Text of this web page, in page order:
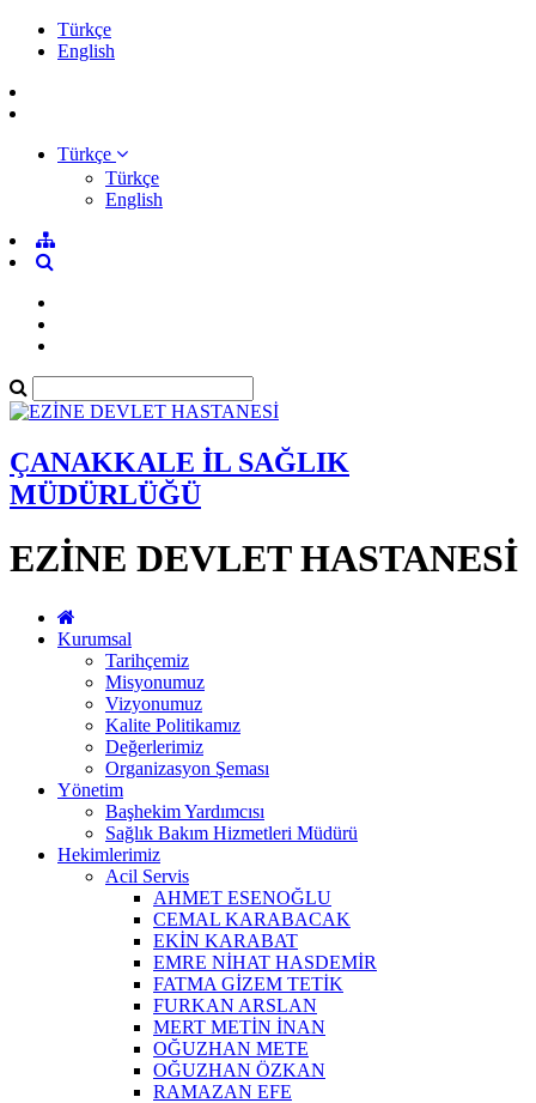
Türkçe
English
Türkçe
Türkçe
English
ÇANAKKALE İL SAĞLIK
MÜDÜRLÜĞÜ
EZİNE DEVLET HASTANESİ
Kurumsal
Tarihçemiz
Misyonumuz
Vizyonumuz
Kalite Politikamız
Değerlerimiz
Organizasyon Şeması
Yönetim
Başhekim Yardımcısı
Sağlık Bakım Hizmetleri Müdürü
Hekimlerimiz
Acil Servis
AHMET ESENOĞLU
CEMAL KARABACAK
EKİN KARABAT
EMRE NİHAT HASDEMİR
FATMA GİZEM TETİK
FURKAN ARSLAN
MERT METİN İNAN
OĞUZHAN METE
OĞUZHAN ÖZKAN
RAMAZAN EFE